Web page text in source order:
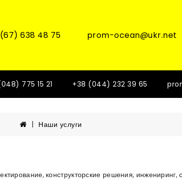
(67) 638 48 75 prom-ocean@ukr.net
775 15 21 +38 (044) 232 39 65
Наши услуги
конструкторские решения,